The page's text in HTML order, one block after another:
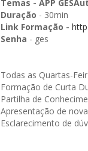
Temas - APP
Duração - 30min
Link Formação -
Senha - ges
Todas as Quartas-
Formação de Curta
Partilha de
Apresentação de
Esclarecimento de